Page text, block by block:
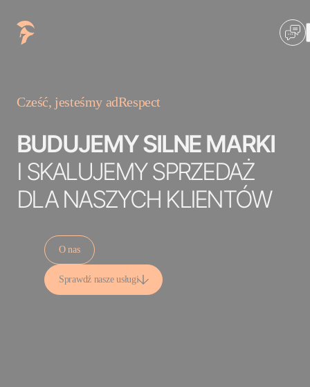
Cześć, jesteśmy adRespect
BUDUJEMY SILNE MARKI
I SKALUJEMY SPRZEDAŻ
DLA NASZYCH KLIENTÓW
O nas
Sprawdź nasze usługi